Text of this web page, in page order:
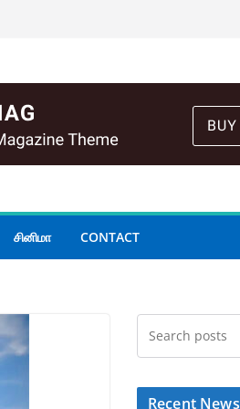
சினிமா CONTACT
Recent News